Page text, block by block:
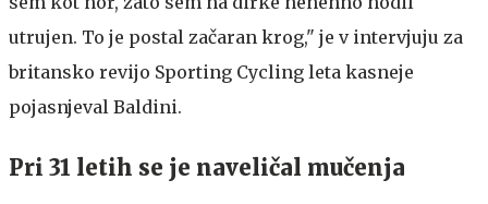
utrujen. To je postal začaran krog," je v intervjuju za
britansko revijo Sporting Cycling leta kasneje
pojasnjeval Baldini.
Pri 31 letih se je naveličal mučenja